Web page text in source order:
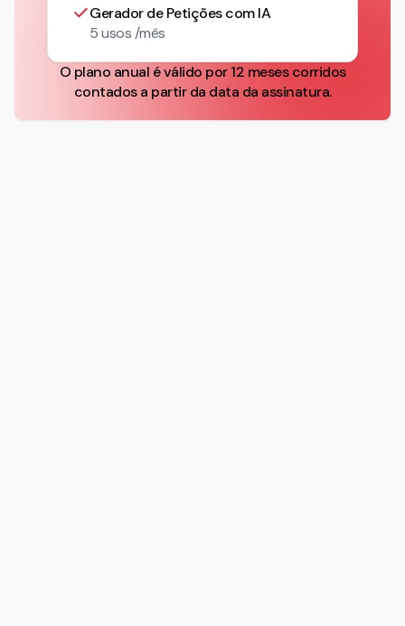
Gerador de Petições com IA
5 usos /mês
O plano anual é válido por 12 meses corridos
contados a partir da data da assinatura.